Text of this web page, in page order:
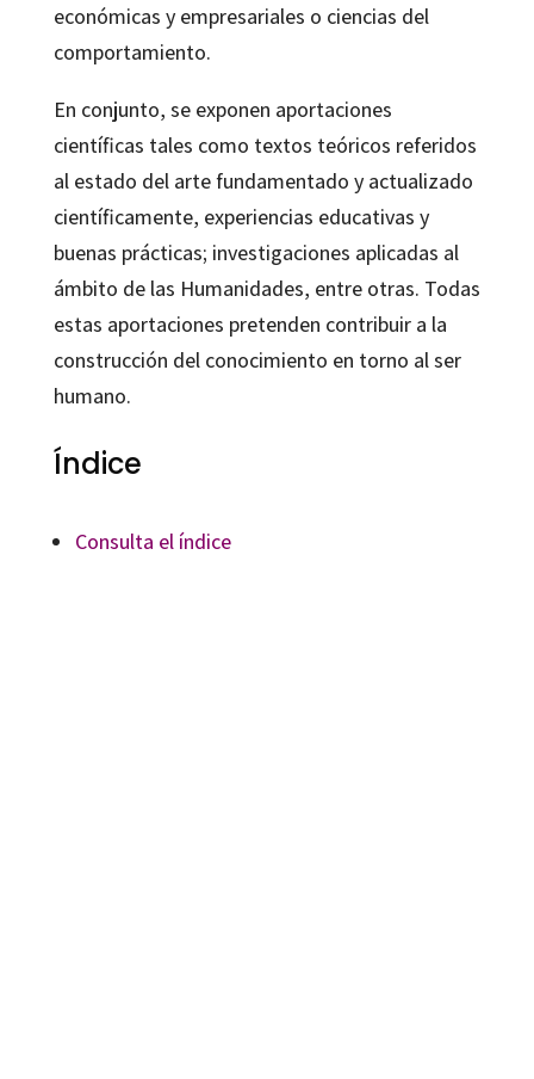
económicas y empresariales o ciencias del
comportamiento.
En conjunto, se exponen aportaciones
científicas tales como textos teóricos referidos
al estado del arte fundamentado y actualizado
científicamente, experiencias educativas y
buenas prácticas; investigaciones aplicadas al
ámbito de las Humanidades, entre otras. Todas
estas aportaciones pretenden contribuir a la
construcción del conocimiento en torno al ser
humano.
Índice
Consulta el índice